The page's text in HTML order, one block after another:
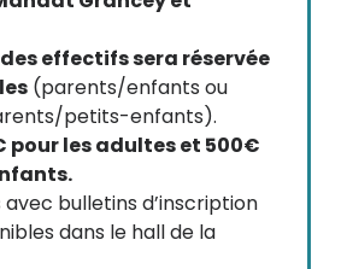
effectifs sera réservée
(parents/enfants ou
petits-enfants).
pour les adultes et 500€
bulletins d’inscription
dans le hall de la